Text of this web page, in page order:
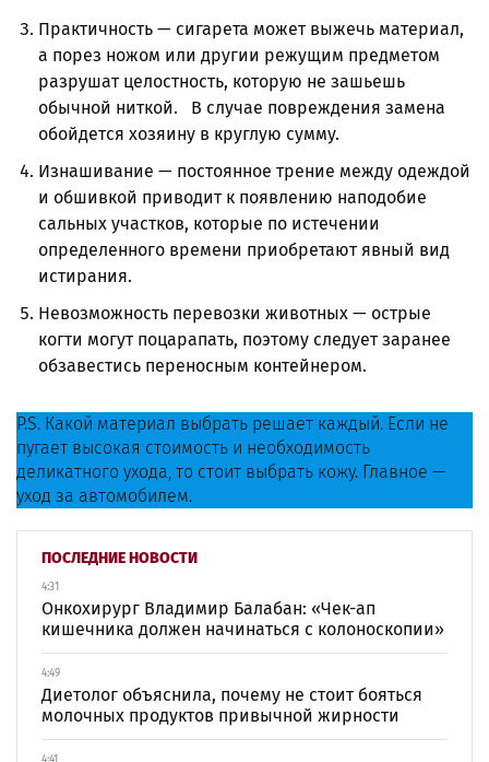
ПОСЛЕДНИЕ НОВОСТИ
4:31
Онкохирург Владимир Балабан: «Чек-ап
кишечника должен начинаться с колоноскопии»
4:49
Диетолог объяснила, почему не стоит бояться
молочных продуктов привычной жирности
Практичность — сигарета может выжечь материал,
а порез ножом или другии режущим предметом
разрушат целостность, которую не зашьешь
обычной ниткой. В случае повреждения замена
обойдется хозяину в круглую сумму.
Изнашивание — постоянное трение между одеждой
и обшивкой приводит к появлению наподобие
сальных участков, которые по истечении
определенного времени приобретают явный вид
истирания.
Невозможность перевозки животных — острые
когти могут поцарапать, поэтому следует заранее
обзавестись переносным контейнером.
P.S. Какой материал выбрать решает каждый. Если не
пугает высокая стоимость и необходимость
деликатного ухода, то стоит выбрать кожу. Главное —
уход за автомобилем.